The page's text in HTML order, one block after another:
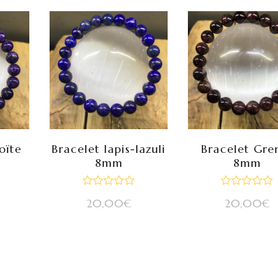
Bracelet lapis-lazuli
8mm
020,00€
Bracelet
8mm
020,00€